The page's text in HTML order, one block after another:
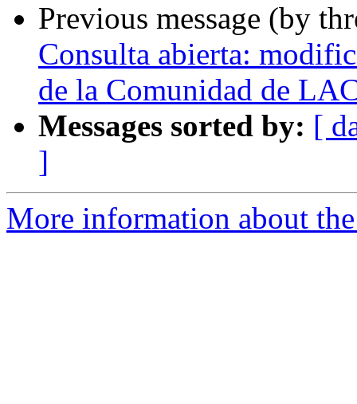
Previous message (by
Consulta abierta:
de la Comunidad de
Messages sorted by: [
]
More information about